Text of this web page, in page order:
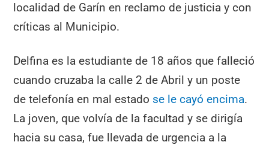
localidad de Garín en reclamo de justicia y con
críticas al Municipio.
Delfina es la estudiante de 18 años que falleció
cuando cruzaba la calle 2 de Abril y un poste
de telefonía en mal estado se le cayó encima.
La joven, que volvía de la facultad y se dirigía
hacia su casa, fue llevada de urgencia a la